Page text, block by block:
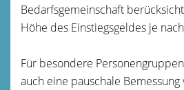
Bedarfsgemeinschaft
Höhe des Einstiegsgeldes je
Für besondere
auch eine pauschale